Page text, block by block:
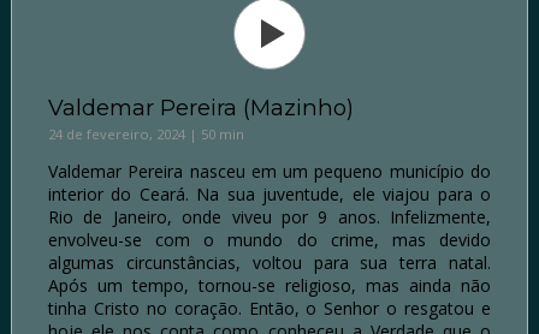
Valdemar Pereira (Mazinho)
24 de fevereiro, 2024 | 50 min
Valdemar Pereira nasceu em um pequeno município do
interior do Ceará. Na sua juventude, ele viajou para o
Rio de Janeiro, onde viveu por 9 anos. Infelizmente,
envolveu-se com o mundo do crime, mas devido
algumas circunstâncias, voltou para sua terra natal.
Após um tempo, tornou-se religioso, mas ainda não
tinha Cristo no coração. Então, o Senhor o resgatou e